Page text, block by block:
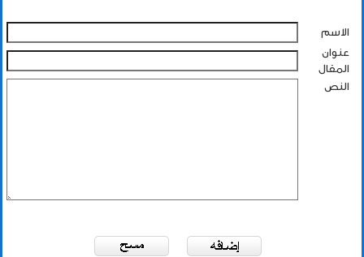
الاسم
عنوان
المقال
النص